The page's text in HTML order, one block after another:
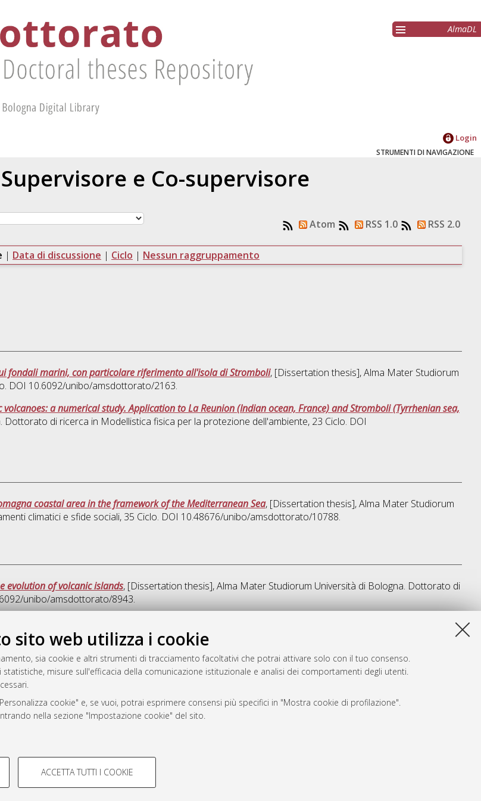
sito web utilizza i cookie
sia cookie e altri strumenti di tracciamento facoltativi che potrai attivare solo con il tuo consenso.
misure sull'efficacia della comunicazione istituzionale e analisi dei comportamenti degli utenti.
cookie" e, se vuoi, potrai esprimere consensi più specifici in "Mostra cookie di profilazione".
nella sezione "Impostazione cookie" del sito.
COOKIE TECNICI - NECESSARI
ACCETTA TUTTI I COOKIE
AlmaDL
Login
STRUMENTI DI NAVIGAZIONE
e Co-supervisore
Atom RSS 1.0 RSS 2.0
| Data di discussione | Ciclo | Nessun raggruppamento
fondali marini, con particolare riferimento all'isola di Stromboli, [Dissertation thesis], Alma Mater Studiorum
DOI 10.6092/unibo/amsdottorato/2163.
a numerical study. Application to La Reunion (Indian ocean, France) and Stromboli (Tyrrhenian sea,
Dottorato di ricerca in Modellistica fisica per la protezione dell'ambiente, 23 Ciclo. DOI
coastal area in the framework of the Mediterranean Sea, [Dissertation thesis], Alma Mater Studiorum
climatici e sfide sociali, 35 Ciclo. DOI 10.48676/unibo/amsdottorato/10788.
evolution of volcanic islands, [Dissertation thesis], Alma Mater Studiorum Università di Bologna. Dottorato di
unibo/amsdottorato/8943.
Questa lista e' stata generata il Thu Aug 6 20:46:06 2026 CEST.
da
2026.